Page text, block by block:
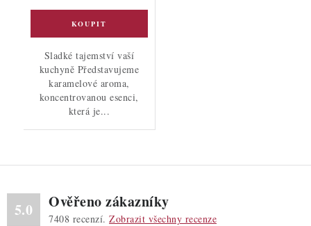
Sladké tajemství vaší
kuchyně Představujeme
karamelové aroma,
koncentrovanou esenci,
která je...
5.0 Ověřeno zákazníky
7408 recenzí. Zobrazit všechny recenze